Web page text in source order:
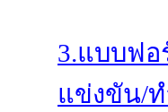
3.แบบฟอ
แข่งขัน/